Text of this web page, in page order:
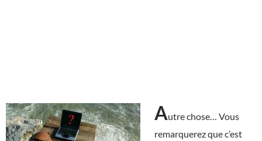
Autre chose… Vous
remarquerez que c’est